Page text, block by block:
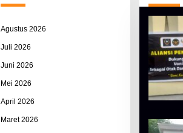
Agustus 2026
Juli 2026
Juni 2026
Mei 2026
April 2026
Maret 2026